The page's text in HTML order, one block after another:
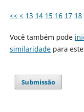
<< < 13 14 15 16 17 18
Você também pode
similaridadepara
Submissão